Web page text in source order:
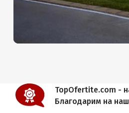
TopOfertite.com -
Благодарим на